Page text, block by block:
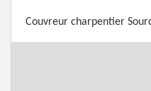
Couvreur charpentier